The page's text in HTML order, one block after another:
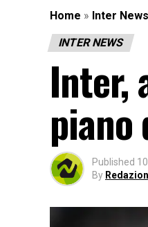
Home » Inter News
INTER NEWS
Inter,
Published
By